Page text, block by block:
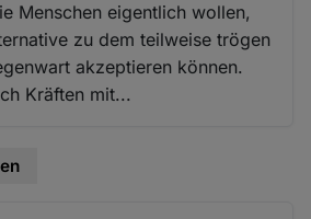
Menschen eigentlich wollen,
zu dem teilweise trögen
akzeptieren können.
Kräften mit...